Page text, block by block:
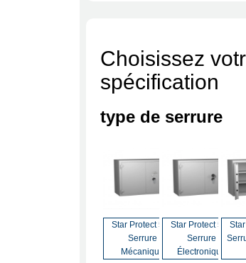
Choisissez
spécification
type de serrure
Star Protect 500Star Protect 500
Serrure À Clé
Star Protect 500
Serrure
Mécanique